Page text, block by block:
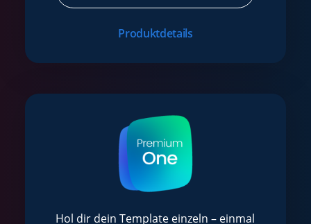
Produktdetails
Hol dir dein Template einzeln – einmal